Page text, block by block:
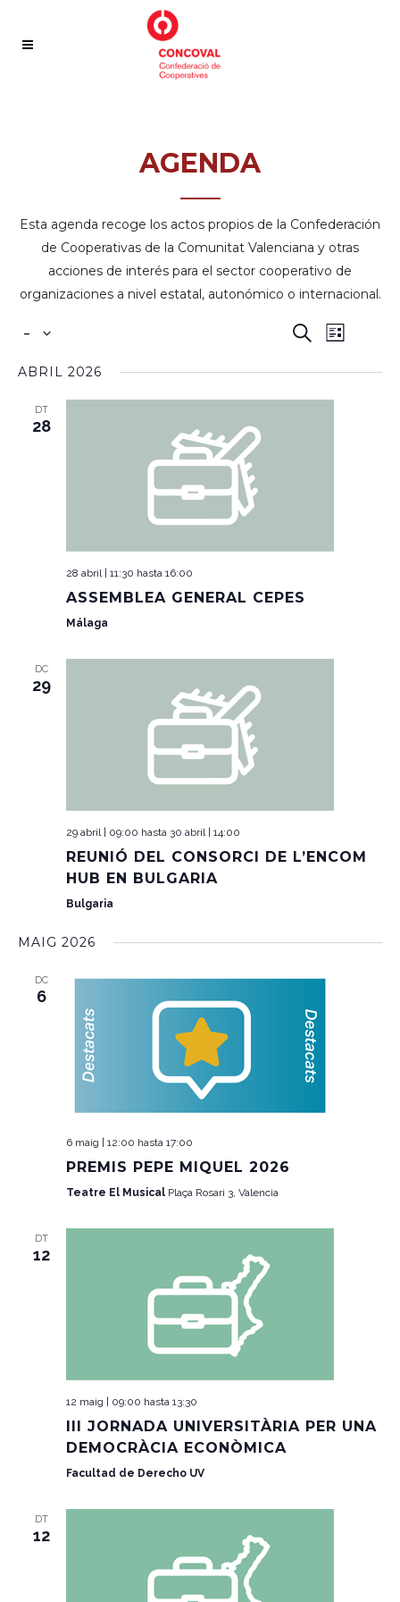
AGENDA
—–
Esta agenda recoge los actos propios de la Confederación
de Cooperativas de la Comunitat Valenciana y otras
acciones de interés para el sector cooperativo de
organizaciones a nivel estatal, autonómico o internacional.
Y
Buscar
VISTAS
Lista
-
ABRIL 2026
DT
28
28 abril | 11:30 hasta 16:00
ASSEMBLEA GENERAL CEPES
Málaga
DC
29
29 abril | 09:00 hasta 30 abril | 14:00
REUNIÓ DEL CONSORCI DE L’ENCOM
HUB EN BULGARIA
Bulgaria
MAIG 2026
DC
6
6 maig | 12:00 hasta 17:00
PREMIS PEPE MIQUEL 2026
Teatre El Musical Plaça Rosari 3, Valencia
DT
12
12 maig | 09:00 hasta 13:30
III JORNADA UNIVERSITÀRIA PER UNA
DEMOCRÀCIA ECONÒMICA
Facultad de Derecho UV
DT
12